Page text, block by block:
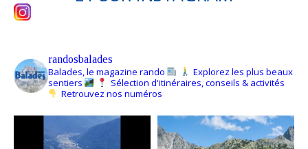
randosbalades
Balades, le magazine rando
Explorez les plus beaux
sentiers
Sélection d'itinéraires, conseils & activités
Retrouvez nos numéros